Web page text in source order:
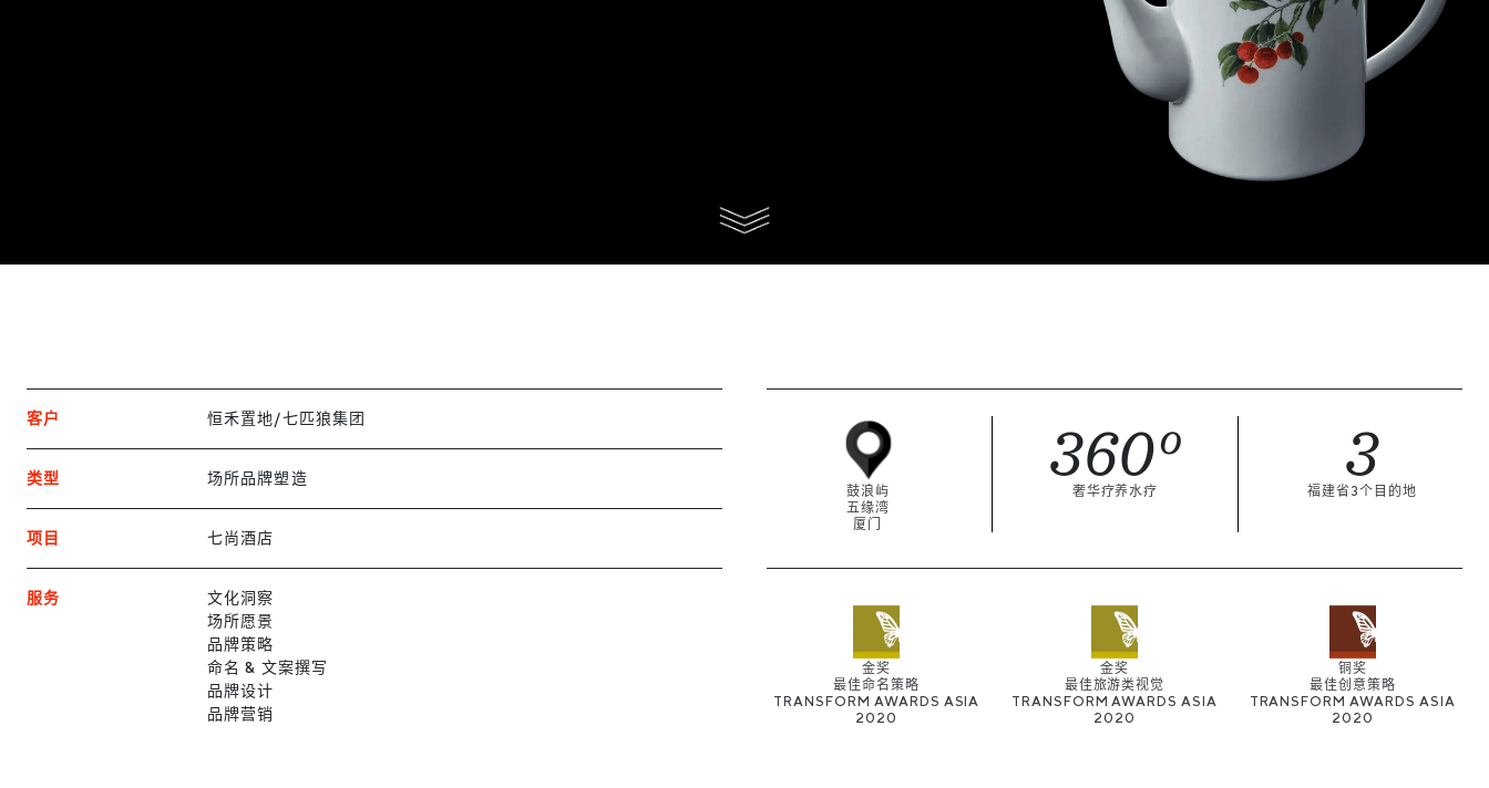
客户 恒禾置地/七匹狼集团
类型 场所品牌塑造
项目 七尚酒店
服务
文化洞察
场所愿景
品牌策略
命名 & 文案撰写
品牌设计
品牌营销
鼓浪屿
五缘湾
厦门
360º
奢华疗养水疗
3
福建省3个目的地
金奖
最佳命名策略
TRANSFORM AWARDS ASIA
2020
金奖
最佳旅游类视觉
TRANSFORM AWARDS ASIA
2020
铜奖
最佳创意策略
TRANSFORM AWARDS ASIA
2020